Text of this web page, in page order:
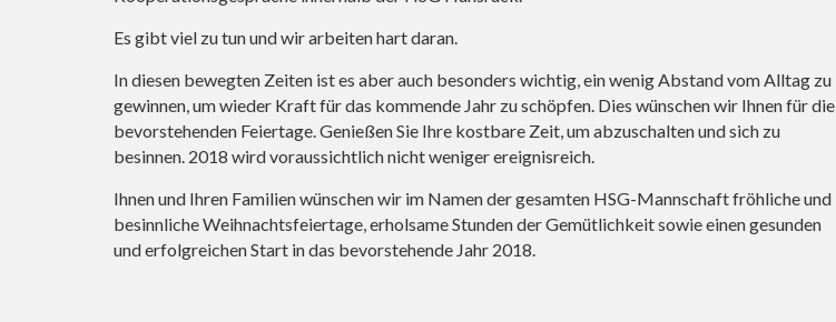
Es gibt viel zu tun und wir arbeiten hart daran.
In diesen bewegten Zeiten ist es aber auch besonders wichtig, ein wenig Abstand vom Alltag zu
gewinnen, um wieder Kraft für das kommende Jahr zu schöpfen. Dies wünschen wir Ihnen für die
bevorstehenden Feiertage. Genießen Sie Ihre kostbare Zeit, um abzuschalten und sich zu
besinnen. 2018 wird voraussichtlich nicht weniger ereignisreich.
Ihnen und Ihren Familien wünschen wir im Namen der gesamten HSG-Mannschaft fröhliche und
besinnliche Weihnachtsfeiertage, erholsame Stunden der Gemütlichkeit sowie einen gesunden
und erfolgreichen Start in das bevorstehende Jahr 2018.